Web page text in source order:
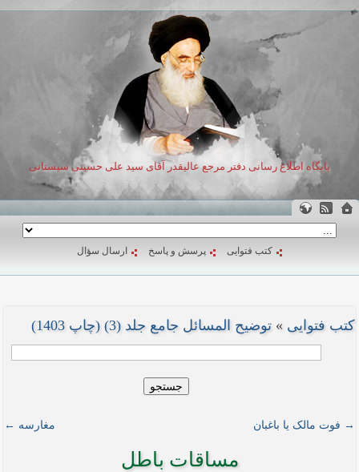
پایگاه اطلاع رسانی دفتر مرجع عالیقدر آقای سید علی حسینی سیستانی
کتب فتوایی پرسش و پاسخ ارسال سؤال
کتب فتوایی » توضیح المسائل جامع جلد (3) (چاپ 1403)
جستجو
مغارسه ← → فوت مالک یا باغبان
مساقات باطل